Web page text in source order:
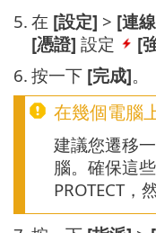
5. 在 [設定] > [連
[憑證] 設定 [
6. 按一下 [完成]。
在幾個電腦
建議您遷移
腦。確保這
PROTECT，